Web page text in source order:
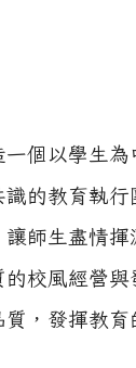
個以學生
的教育執
師生盡情
校風經營
，發揮教